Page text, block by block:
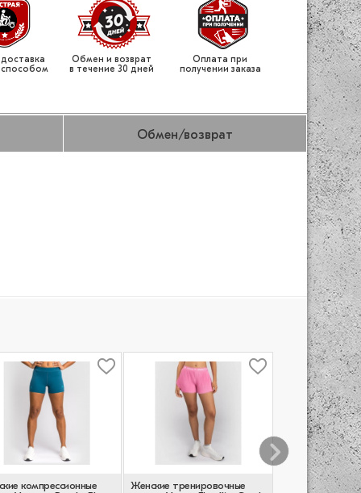
Обмен и возврат
в течение 30 дней
Оплата при
получении заказа
Обмен/возврат
компрессионные
Женские тренировочные
Женские